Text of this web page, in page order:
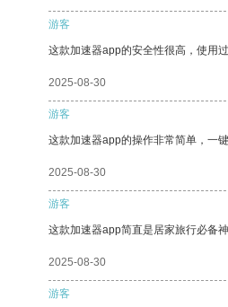
游客
这款加速器app的安全性很高，使用
2025-08-30
游客
这款加速器app的操作非常简单，一
2025-08-30
游客
这款加速器app简直是居家旅行必备
2025-08-30
游客